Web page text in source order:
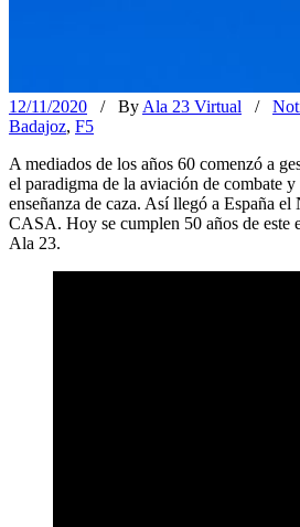
12/11/2020 / By Ala 23 Virtual /
Badajoz, F5
A mediados de los años 60 comenzó a
el paradigma de la aviación de combate y
enseñanza de caza. Así llegó a España
CASA. Hoy se cumplen 50 años de este
Ala 23.